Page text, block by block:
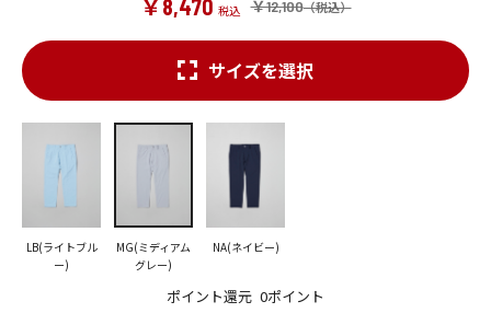
￥12,100
￥8,470
ポイント還元 0ポイント
サイズを選択
LB(ライトブル
ー)
MG(ミディアム
グレー)
NA(ネイビー)